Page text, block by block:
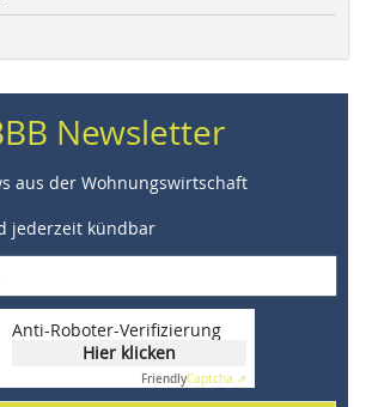
Newsletter
aus der Wohnungswirtschaft
jederzeit kündbar
Anti-Roboter-Verifizierung
Hier klicken
FriendlyCaptcha ⇗